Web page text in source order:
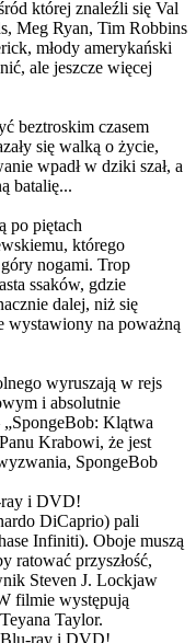
której znaleźli się Val
Meg Ryan, Tim Robbins
młody amerykański
ale jeszcze więcej
beztroskim czasem
się walką o życie,
wpadł w dziki szał, a
batalię...
po piętach
którego
nogami. Trop
ssaków, gdzie
dalej, niż się
wystawiony na poważną
wyruszają w rejs
i absolutnie
Klątwa
Krabowi, że jest
SpongeBob
ray i DVD!
DiCaprio) pali
Infiniti). Oboje muszą
ratować przyszłość,
Steven J. Lockjaw
filmie występują
Taylor.
Blu-ray i DVD!